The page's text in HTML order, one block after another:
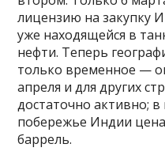
лицензию на закупку
уже находящейся в
нефти. Теперь
только временное —
апреля и для других
достаточно активно;
побережье Индии
баррель.